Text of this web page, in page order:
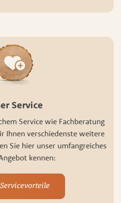
Service
Service wie Fachberatung
Ihnen verschiedenste weitere
Sie hier unser umfangreiches
kennen: